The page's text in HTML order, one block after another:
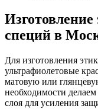
Изготовление
специй в
Для изготовления
ультрафиолетовые
матовую или
необходимости
слоя для усиления